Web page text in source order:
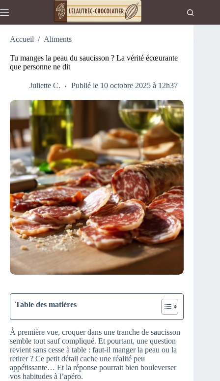
au
Accueil / Aliments
Tu manges la peau du saucisson ? La vérité écœurante
que personne ne dit
Juliette C. Publié le 10 octobre 2025 à 12h37
Table des matières
À première vue, croquer dans une tranche de saucisson
semble tout sauf compliqué. Et pourtant, une question
revient sans cesse à table : faut-il manger la peau ou la
retirer ? Ce petit détail cache une réalité peu
appétissante… Et la réponse pourrait bien bouleverser
vos habitudes à l’apéro.